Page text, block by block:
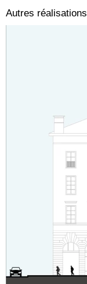
Autres réalisations